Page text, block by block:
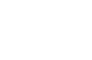
de son
lui-même. Au fond, le